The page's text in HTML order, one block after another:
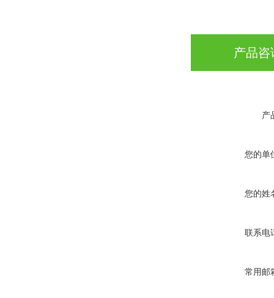
产品咨
产
您的单
您的姓
联系电
常用邮